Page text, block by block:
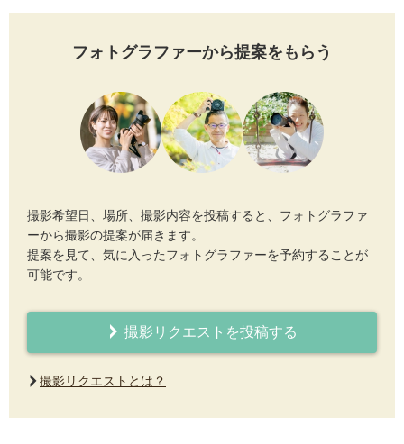
フォトグラファーから提案をもらう
撮影希望日、場所、撮影内容を投稿すると、フォトグラファ
ーから撮影の提案が届きます。
提案を見て、気に入ったフォトグラファーを予約することが
可能です。
撮影リクエストを投稿する
撮影リクエストとは？